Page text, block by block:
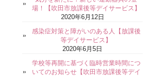
場！【吹田市放課後等デイサービス】
2020年6月12日
感染症対策と障がいのある人【放課後
等デイサービス】
2020年6月5日
学校等再開に基づく臨時営業時間につ
いてのお知らせ【吹田市放課後等デイ